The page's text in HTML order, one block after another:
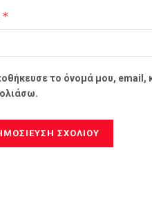
*
το όνομά μου, email,